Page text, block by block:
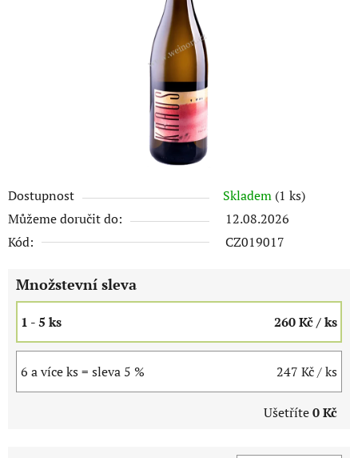
Dostupnost Skladem (1 ks)
Můžeme doručit do:
12.08.2026
Kód:
CZ019017
Množstevní sleva
1 - 5 ks 260 Kč/ ks
6 a více ks = sleva 5 % 247 Kč/ ks
Ušetříte0 Kč